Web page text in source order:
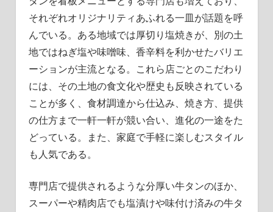
それぞれオリジナリティあふれる一皿が話題を呼
んでいる。ある地域では厚切り塩焼きが、別の土
地ではねぎ塩や味噌味、香辛料を利かせたバリエ
ーションが主流となる。これら店ごとのこだわり
には、その土地の食文化や歴史も反映されている
ことが多く、食材調達から仕込み、焼き方、提供
の仕方まで一軒一軒が競い合い、進化の一途をた
どっている。また、家庭で手軽に楽しむスタイル
も人気である。
専門店で提供されるような分厚い牛タンのほか、
スーパーや精肉店でも塩漬けや味付け済みの牛タ